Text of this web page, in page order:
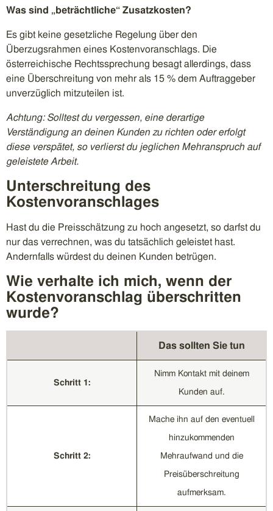
Was sind „beträchtliche“ Zusatzkosten?
Es gibt keine gesetzliche Regelung über den
Überzugsrahmen eines Kostenvoranschlags. Die
österreichische Rechtssprechung besagt allerdings, dass
eine Überschreitung von mehr als 15 % dem Auftraggeber
unverzüglich mitzuteilen ist.
Achtung: Solltest du vergessen, eine derartige
Verständigung an deinen Kunden zu richten oder erfolgt
diese verspätet, so verlierst du jeglichen Mehranspruch auf
geleistete Arbeit.
Unterschreitung des
Kostenvoranschlages
Hast du die Preisschätzung zu hoch angesetzt, so darfst du
nur das verrechnen, was du tatsächlich geleistet hast.
Andernfalls würdest du deinen Kunden betrügen.
Wie verhalte ich mich, wenn der
Kostenvoranschlag überschritten
wurde?
Das sollten Sie tun
Schritt 1:
Nimm Kontakt mit deinem
Kunden auf.
Schritt 2:
Mache ihn auf den eventuell
hinzukommenden
Mehraufwand und die
Preisüberschreitung
aufmerksam.